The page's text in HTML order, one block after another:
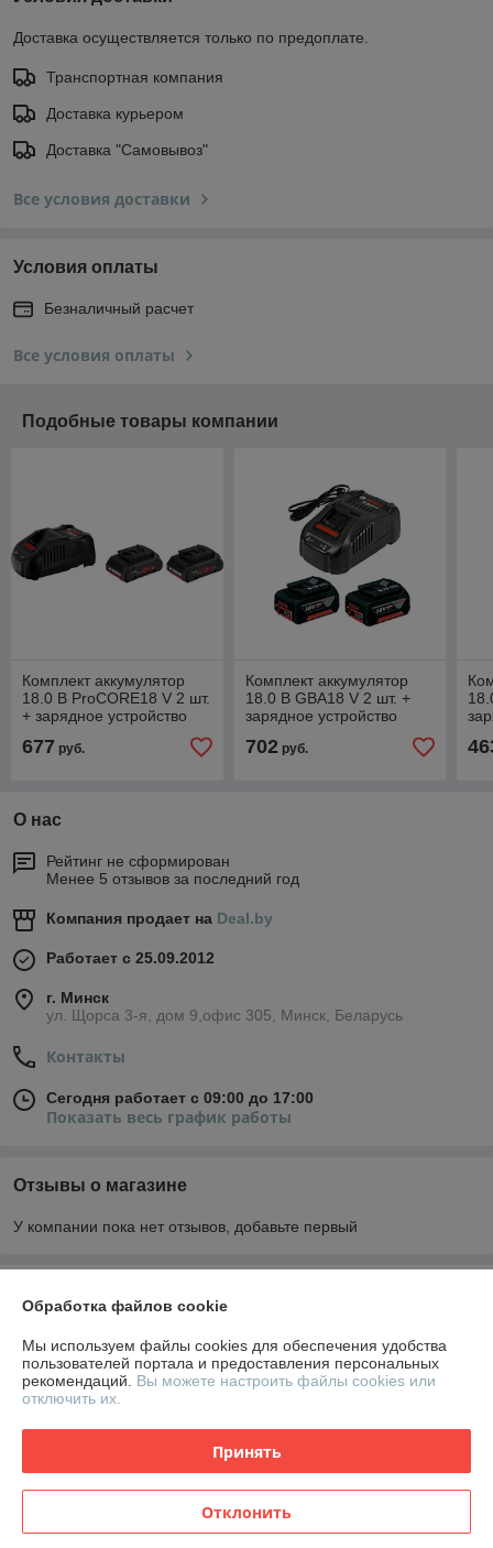
Доставка осуществляется только по предоплате.
Транспортная компания
Доставка курьером
Доставка "Самовывоз"
Все условия доставки
Условия оплаты
Безналичный расчет
Все условия оплаты
Подобные товары компании
Комплект аккумулятор
18.0 В ProCORE18 V 2 шт.
+ зарядное устройство
ProCORE18 V 4,0Ah 2 шт.
677 руб.
Комплект аккумулятор
18.0 В GBA18 V 2 шт. +
зарядное устройство
GAL1880CV (Набор GBA
18 V 5,0Ah 2 шт. +
702руб.
О нас
Рейтинг не сформирован
Менее 5 отзывов за последний год
Компания продает на Deal.by
Работает с 25.09.2012
г. Минск
ул. Щорса 3-я, дом 9,офис 305, Минск, Беларусь
Контакты
Сегодня работает с 09:00 до 17:00
Показать весь график работы
Отзывы о магазине
У компании пока нет отзывов, добавьте первый
Контакты
Доставка и оплата
Полная версия сайта
Обработка файлов cookie
Мы используем файлы cookies для обеспечения удобства
пользователей портала и предоставления персональных
рекомендаций. Вы можете настроить файлы cookies или
отключить их.
Принять
Отклонить